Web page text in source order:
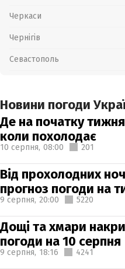
Черкаси
Чернігів
Севастополь
Новини погоди
Де на початку
коли похолодає
10 серпня, 08:00 201
Від прохолодних
прогноз погоди на
9 серпня, 20:00 5220
Дощі та хмари
погоди на 10 серпня
9 серпня, 18:16 4241